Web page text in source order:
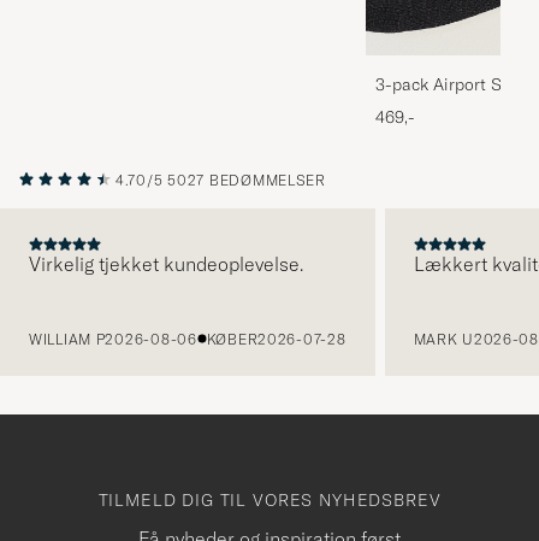
3-pack Airport
Melange
469,-
4.70/5 5027 BEDØMMELSER
Virkelig tjekket kundeoplevelse.
WILLIAM P2026-08-06 KØBER2026-07-28
Lækkert
MARK U2026-
TILMELD DIG TIL VORES NYHEDSBREV